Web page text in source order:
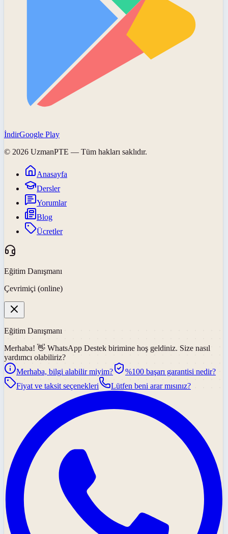
İndirGoogle Play
© 2026 UzmanPTE — Tüm hakları saklıdır.
Anasayfa
Dersler
Yorumlar
Blog
Ücretler
Eğitim Danışmanı
Çevrimiçi (online)
Eğitim Danışmanı
Merhaba! 👋 WhatsApp Destek birimine hoş geldiniz. Size nasıl
yardımcı olabiliriz?
Merhaba, bilgi alabilir miyim?
%100 başarı garantisi nedir?
Fiyat ve taksit seçenekleri
Lütfen beni arar mısınız?